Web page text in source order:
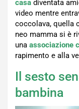
casa diventata
video mentre
coccolava, quella
neo mamma si è
una associazione
rapimento e alla
Il sesto
bambina